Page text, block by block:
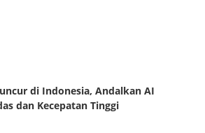
di Indonesia, Andalkan AI
dan Kecepatan Tinggi